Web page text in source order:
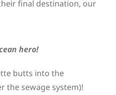
final destination, our
hero!
butts into the
the sewage system)!